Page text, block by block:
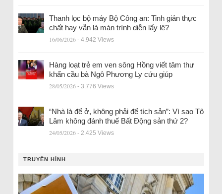
Thanh lọc bộ máy Bộ Công an: Tinh giản thực
chất hay vẫn là màn trình diễn lấy lệ?
16/06/2026 - 4.942 Views
Hàng loạt trẻ em ven sông Hồng viết tâm thư
khẩn cầu bà Ngô Phương Ly cứu giúp
28/05/2026 - 3.776 Views
“Nhà là để ở, không phải để tích sản”: Vì sao Tô
Lâm không đánh thuế Bất Động sản thứ 2?
24/05/2026 - 2.425 Views
TRUYỀN HÌNH